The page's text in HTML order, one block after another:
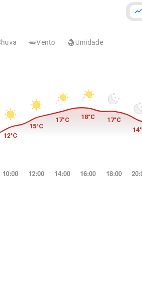
Vento Umidade